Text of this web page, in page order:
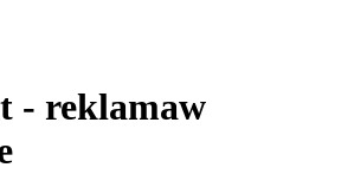
- reklamaw